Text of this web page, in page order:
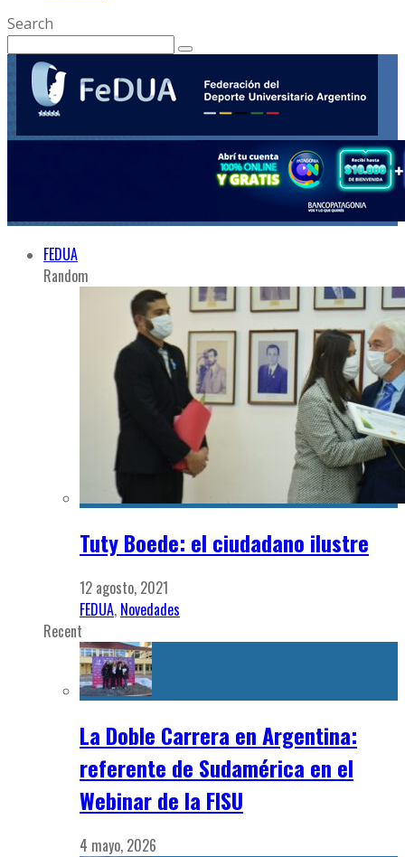
Search
FEDUA
Random
Tuty Boede: el ciudadano ilustre
12 agosto, 2021
FEDUA, Novedades
Recent
La Doble Carrera en Argentina:
referente de Sudamérica en el
Webinar de la FISU
4 mayo, 2026